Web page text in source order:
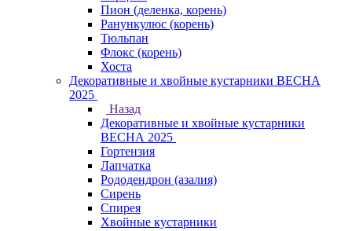
Пион (деленка, корень)
Ранункулюс (корень)
Тюльпан
Флокс (корень)
Хоста
Декоративные и хвойные кустарники ВЕСНА
2025
Назад
Декоративные и хвойные кустарники
ВЕСНА 2025
Гортензия
Лапчатка
Рододендрон (азалия)
Сирень
Спирея
Хвойные кустарники